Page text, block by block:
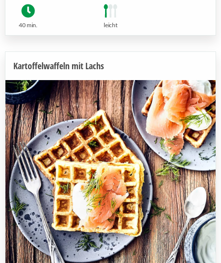
40 min. leicht
Kartoffelwaffeln mit Lachs